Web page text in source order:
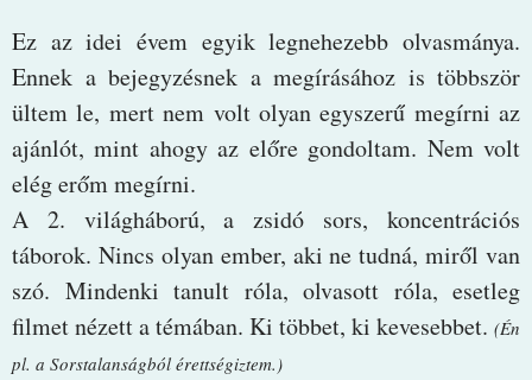
Ez az idei évem egyik legnehezebb olvasmánya.
Ennek a bejegyzésnek a megírásához is többször
ültem le, mert nem volt olyan egyszerű megírni az
ajánlót, mint ahogy az előre gondoltam. Nem volt
elég erőm megírni.
A 2. világháború, a zsidó sors, koncentrációs
táborok. Nincs olyan ember, aki ne tudná, miről van
szó. Mindenki tanult róla, olvasott róla, esetleg
filmet nézett a témában. Ki többet, ki kevesebbet. (Én
pl. a Sorstalanságból érettségiztem.)